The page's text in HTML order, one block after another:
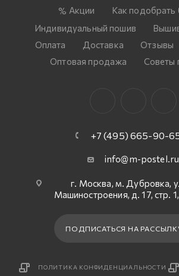
Акции
Как подобрать
Индивидуальный пошив
Оплата
Доставка Отзывы
Оптовая продажа
Советы
+7 (495) 665-90-
info@m-postel.ru
г. Москва, м. Дубровка,
Машиностроения, д. 17, стр.
ПОДПИСАТЬСЯ НА
ПОЛИТИКА КОНФИДЕНЦИАЛЬНОСТИ